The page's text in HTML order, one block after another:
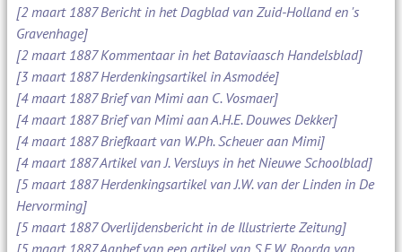
[2 maart 1887 Bericht in het Dagblad van Zuid-Holland en 's
Gravenhage]
[2 maart 1887 Kommentaar in het Bataviaasch Handelsblad]
[3 maart 1887 Herdenkingsartikel in Asmodée]
[4 maart 1887 Brief van Mimi aan C. Vosmaer]
[4 maart 1887 Brief van Mimi aan A.H.E. Douwes Dekker]
[4 maart 1887 Briefkaart van W.Ph. Scheuer aan Mimi]
[4 maart 1887 Artikel van J. Versluys in het Nieuwe Schoolblad]
[5 maart 1887 Herdenkingsartikel van J.W. van der Linden in De
Hervorming]
[5 maart 1887 Overlijdensbericht in de Illustrierte Zeitung]
[5 maart 1887 Aanhef van een artikel van S.E.W. Roorda van